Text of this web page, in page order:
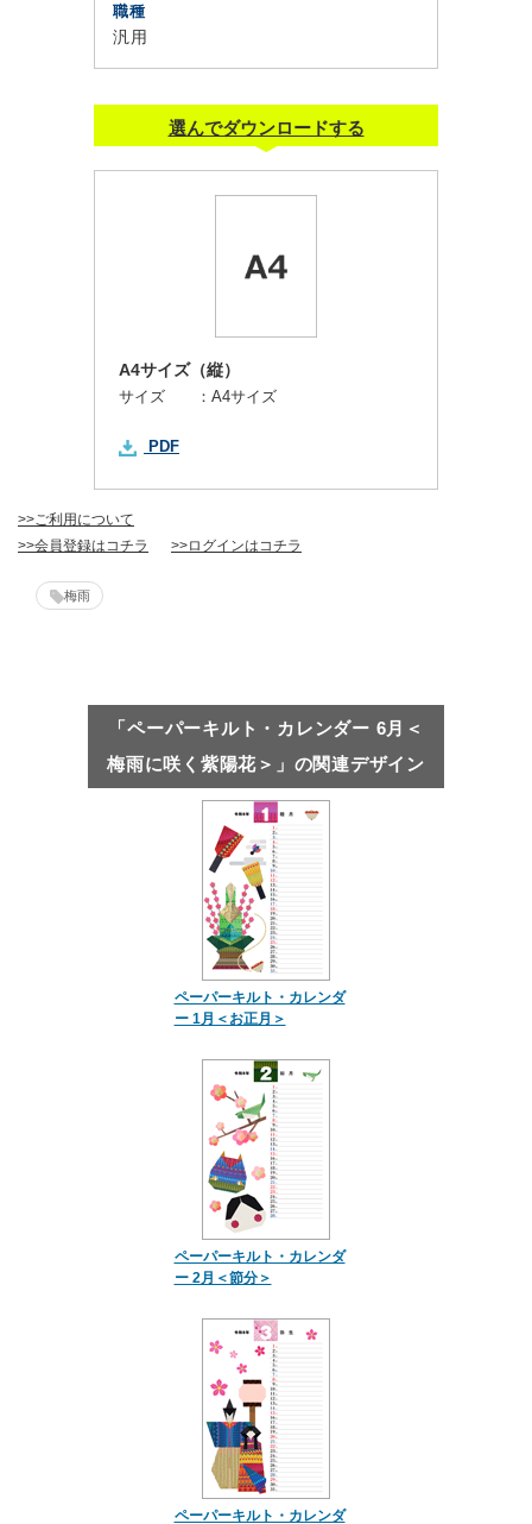
職種
汎用
選んでダウンロードする
A4サイズ（縦）
サイズ ： A4サイズ
PDF
>>ご利用について
>>会員登録はコチラ
>>ログインはコチラ
梅雨
「ペーパーキルト・カレンダー 6月＜
梅雨に咲く紫陽花＞」の関連デザイン
ペーパーキルト・カレンダ
ー 1月＜お正月＞
ペーパーキルト・カレンダ
ー 2月＜節分＞
ペーパーキルト・カレンダ